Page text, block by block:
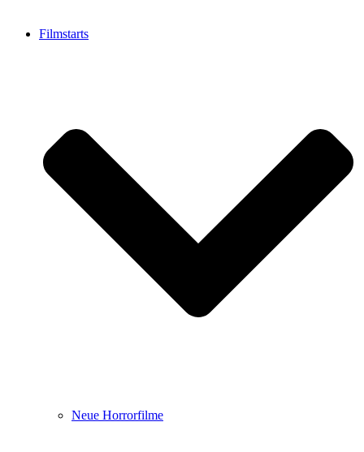
Filmstarts
Neue Horrorfilme